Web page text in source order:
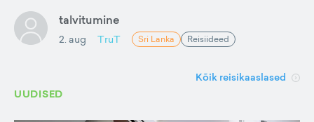
talvitumine
2. aug TruT Sri Lanka Reisiideed
Kõik reisikaaslased
UUDISED